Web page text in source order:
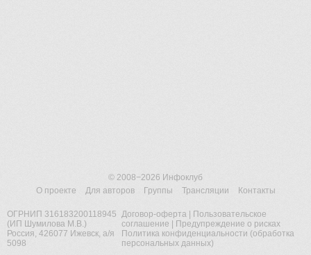
© 2008−2026 Инфоклуб
О проекте
Для авторов Группы Трансляции Контакты
ОГРНИП 316183200118945
(ИП Шумилова М.В.)
Россия, 426077 Ижевск, а/я
5098
Договор-оферта|
Пользовательское
соглашение
Предупреждение о рисках
Политика конфиденциальности (обработка
персональных данных)